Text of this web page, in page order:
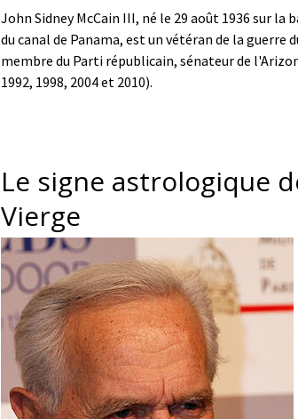
John Sidney McCain III, né le 29 août 1936 sur
du canal de Panama, est un vétéran de la
membre du Parti républicain, sénateur de
1992, 1998, 2004 et 2010).
Le signe astrologique
Vierge